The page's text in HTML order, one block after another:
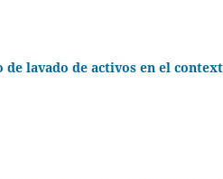
lavado de activos en el